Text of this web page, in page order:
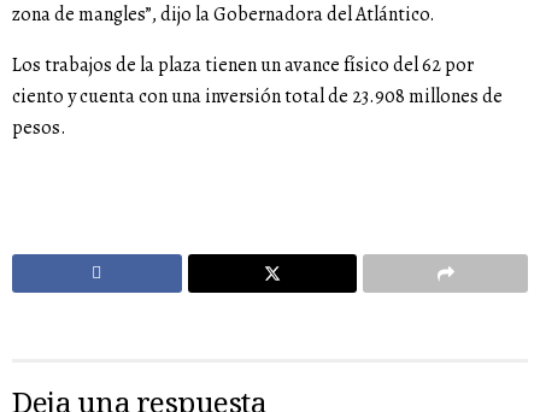
zona de mangles”, dijo la Gobernadora del Atlántico.
Los trabajos de la plaza tienen un avance físico del 62 por
ciento y cuenta con una inversión total de 23.908 millones de
pesos.